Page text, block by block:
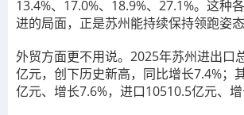
13.4%、17.0%、18.9%、27.1%。这种
进的局面，正是苏州能持续保持领跑姿态
外贸方面更不用说。2025年苏州进出口
亿元，创下历史新高，同比增长7.4%；
亿元、增长7.6%，进口10510.5亿元、增